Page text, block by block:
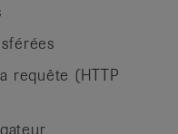
requête (HTTP